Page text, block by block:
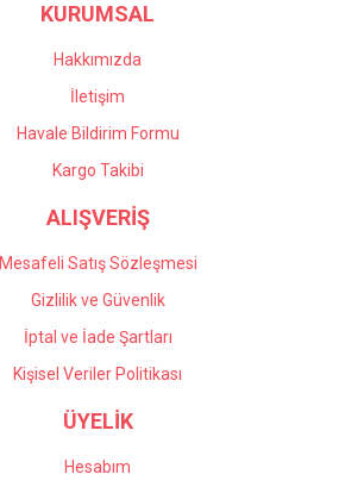
KURUMSAL
Hakkımızda
İletişim
Havale Bildirim Formu
Kargo Takibi
ALIŞVERİŞ
Mesafeli Satış Sözleşmesi
Gizlilik ve Güvenlik
İptal ve İade Şartları
Kişisel Veriler Politikası
ÜYELİK
Hesabım